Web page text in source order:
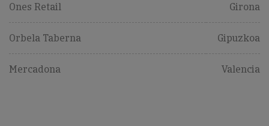
Ones Retail Girona
Orbela Taberna Gipuzkoa
Mercadona Valencia